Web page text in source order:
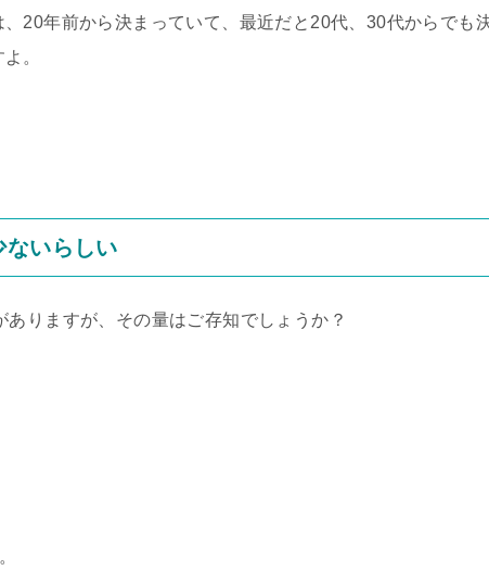
20年前から決まっていて、最近だと20代、30代からでも
。
ないらしい
りますが、その量はご存知でしょうか？